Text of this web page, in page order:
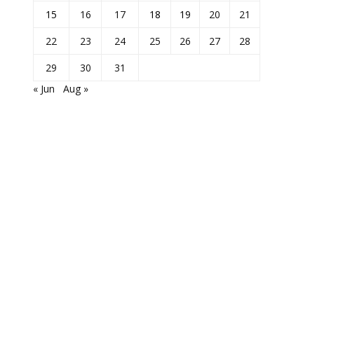
15
16 17 18 19 20
21
22
23 24 25 26 27
28
29
30
31
« Jun
Aug »